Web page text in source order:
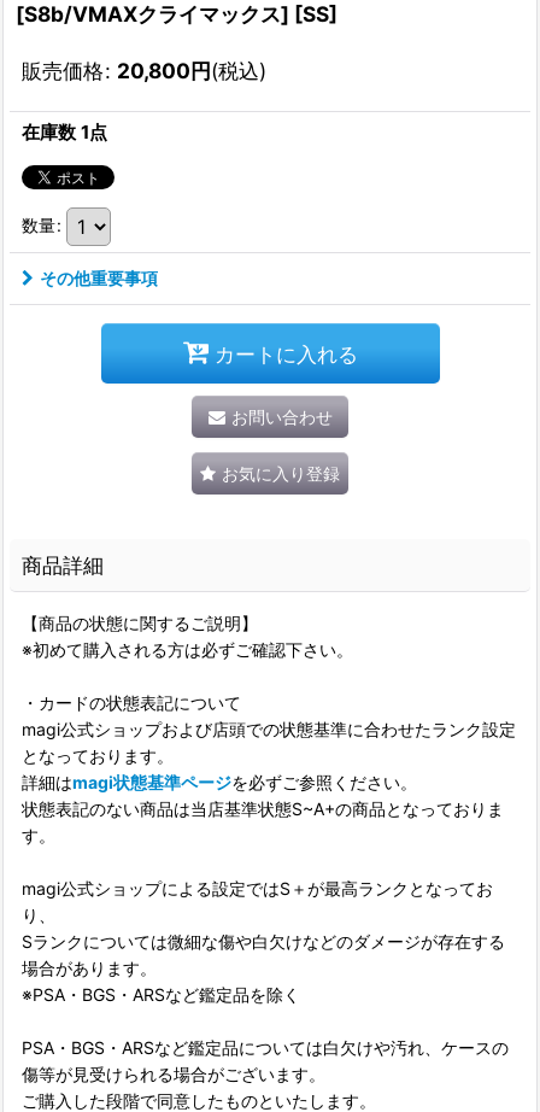
[S8b/VMAXクライマックス] [SS]
販売価格: 20,800円(税込)
在庫数 1点
数量:
その他重要事項
カートに入れる
お問い合わせ
お気に入り登録
商品詳細
【商品の状態に関するご説明】
※初めて購入される方は必ずご確認下さい。
・カードの状態表記について
magi公式ショップおよび店頭での状態基準に合わせたランク設定
となっております。
詳細はmagi状態基準ページを必ずご参照ください。
状態表記のない商品は当店基準状態S~A+の商品となっておりま
す。
magi公式ショップによる設定ではS＋が最高ランクとなってお
り、
Sランクについては微細な傷や白欠けなどのダメージが存在する
場合があります。
※PSA・BGS・ARSなど鑑定品を除く
PSA・BGS・ARSなど鑑定品については白欠けや汚れ、ケースの
傷等が見受けられる場合がございます。
ご購入した段階で同意したものといたします。